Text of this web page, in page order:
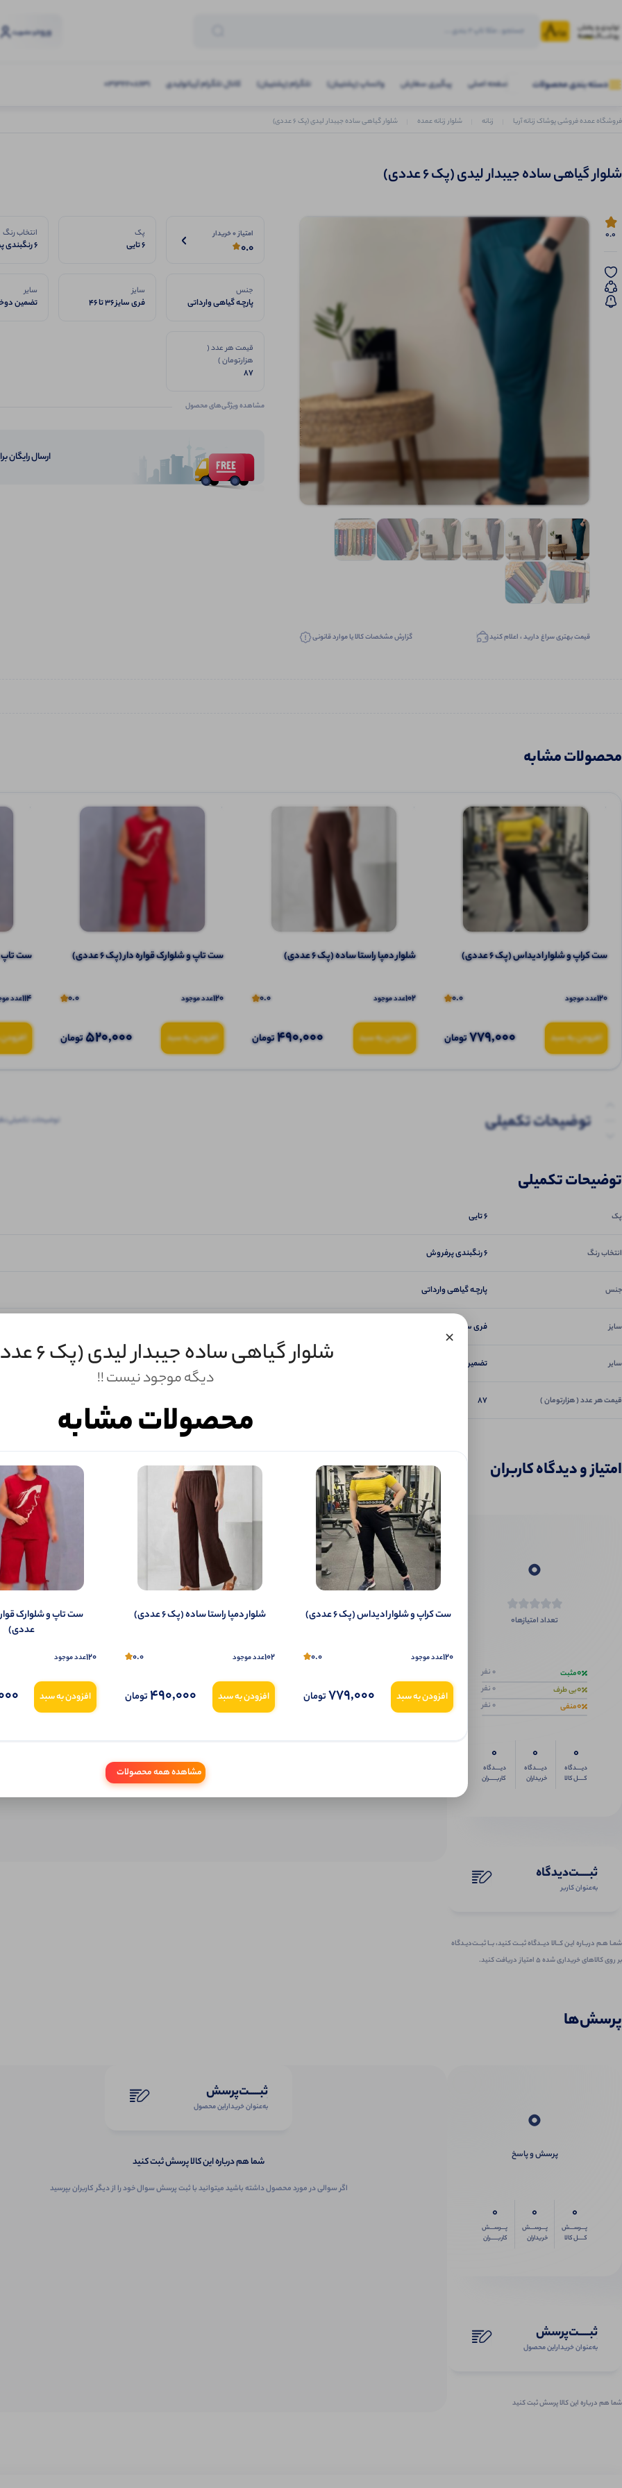
ورودو عضویت
دسته بندی محصولات صفحه اصلی پیگیری سفارش واتساپ (پشتیبان) تلگرام (پشتیبان) کانال تلگرام آریاتولیدی 03132208631
فروشگاه عمده فروشی پوشاک زنانه آریا زنانه شلوار زنانه عمده شلوار گیاهی ساده جیبدار لیدی (پک 6 عددی)
شلوار گیاهی ساده جیبدار لیدی (پک 6 عددی)
0.0
قیمت بهتری سراغ دارید ، اعلام کنید گزارش مشخصات کالا یا موارد قانونی
امتیاز 0 خریدار
0.0
پک
6 تایی
انتخاب رنگ
6 رنگبندی پرفروش
جنس
پارچـه گیاهی وارداتی
سایز
فری سایز ۳۶ تا ۴۶
سایر
تضمین
قیمت هر عدد (
هزارتومان )
87
مشاهده ویژگی‌های محصول
ارسال رایگان
محصولات مشابه
ست کراپ و شلوار ادیداس (پک 6 عددی)
120عدد موجود 0.0
افزودن به سبد 779,000تومان
شلوار دمپا راستا ساده (پک 6 عددی)
102عدد موجود 0.0
افزودن به سبد 490,000تومان
ست تاپ و شلوارک قواره دار (پک 6 عددی)
120عدد موجود 0.0
افزودن به سبد 520,000تومان
ست تاپ و
114عدد
توضیحات تکمیلی
توضیحات تکمیلی
توضیحات تکمیلی
پک 6 تایی
انتخاب رنگ 6 رنگبندی پرفروش
جنس پارچـه گیاهی وارداتی
سایز فری سایز ۳۶ تا ۴۶
سایر تضمین دوخت و کیفیت
قیمت هر عدد ( هزارتومان ) 87
امتیاز و دیدگاه کاربران
0
تعداد امتیازها0
0مثبت 0 نفر
0بی طرف 0 نفر
0منفی 0 نفر
0
دیــــدگاه
کــــل کالا
0
دیــــدگاه
خریداران
0
دیــــدگاه
کاربـــــران
ثبـــــت‌دیدگاه
به‌عنوان کاربر
شمـا هـم دربـاره ایـن کــالا دیــدگاه ثبــت کنید، بــا ثبــت‌دیـدگاه
بر روی کالاهای خریداری شده ۵ امتیاز دریافت کنید.
ثبـــــت‌دیدگاه
شما هم می‌توانید در مورد این کالا نظر دهید.
تمایل می‌توانید به صورت ناشناس نیز دیدگاه خود را ثبت کنید.
پرسش‌ها
0
پرسش و پاسخ
0
پـــرســـش
کــــل کالا
0
پـــرســـش
خریداران
0
پـــرســـش
کاربـــــران
ثبـــــت‌پرسش
به‌عنوان ‌خریدار‌این‌ محصول
شما هم درباره این کالا پرسش ثبت کنید
ثبـــــت‌پرسش
به‌عنوان ‌خریدار‌این‌ محصول
شما هم درباره این کالا پرسش ثبت کنید
اگر سوالی در مورد محصول داشته باشید میتوانید با ثبت پرسش سوال خود را از دیگر کاربران بپرسید
× شلوار گیاهی ساده جیبدار لیدی (پک 6 عددی)
دیگه موجود نیست !!
محصولات مشابه
ست کراپ و شلوار ادیداس (پک 6 عددی)
120عدد موجود 0.0
افزودن به سبد 779,000تومان
شلوار دمپا راستا ساده (پک 6 عددی)
102عدد موجود 0.0
افزودن به سبد 490,000تومان
عددی)
120عدد موجود
افزودن به سبد
مشاهده همه محصولات